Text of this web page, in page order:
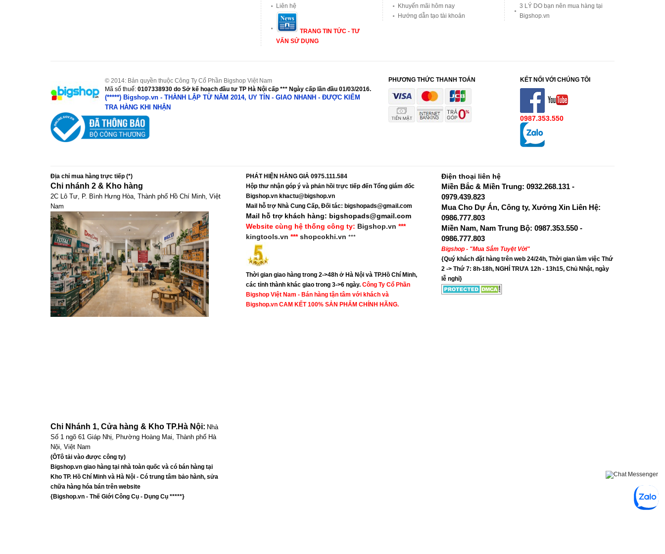
Liên hệ
TRANG TIN TỨC - TƯ
VẤN SỬ DỤNG
Khuyến mãi hôm nay
Hướng dẫn tạo tài khoản
3 LÝ DO bạn nên mua hàng tại
Bigshop.vn
© 2014: Bản quyền thuộc Công Ty Cổ Phần Bigshop Việt Nam
Mã số thuế: 0107338930 do Sở kế hoạch đầu tư TP Hà Nội cấp *** Ngày cấp lần đầu 01/03/2016.
(*****) Bigshop.vn - THÀNH LẬP TỪ NĂM 2014, UY TÍN - GIAO NHANH - ĐƯỢC KIỂM
TRA HÀNG KHI NHẬN
KẾT NỐI VỚI CHÚNG TÔI
0987.353.550
PHƯƠNG THỨC THANH TOÁN
Địa chỉ mua hàng trực tiếp (*)
Chi nhánh 2 & Kho hàng
2C Lô Tư, P. Bình Hưng Hòa, Thành phố Hồ Chí Minh, Việt
Nam
Chi Nhánh 1, Cửa hàng & Kho TP.Hà Nội: Nhà
Số 1 ngõ 61 Giáp Nhị, Phường Hoàng Mai, Thành phố Hà
Nội, Việt Nam
(ÔTô tải vào được công ty)
Bigshop.vn giao hàng tại nhà toàn quốc và có bán hàng tại
Kho TP. Hồ Chí Minh và Hà Nội - Có trung tâm bảo hành, sửa
chữa hàng hóa bán trên website
{Bigshop.vn - Thế Giới Công Cụ - Dụng Cụ *****}
PHÁT HIỆN HÀNG GIẢ 0975.111.584
Hộp thư nhận góp ý và phản hồi trực tiếp đến Tổng giám đốc
Bigshop.vn khactu@bigshop.vn
Mail hỗ trợ Nhà Cung Cấp, Đối tác: bigshopads@gmail.com
Mail hỗ trợ khách hàng: bigshopads@gmail.com
Website cùng hệ thống công ty: Bigshop.vn ***
kingtools.vn ***shopcokhi.vn ***
Thời gian giao hàng trong 2->48h ở Hà Nội và TP.Hồ Chí Minh,
các tỉnh thành khác giao trong 3->6 ngày. Công Ty Cổ Phần
Bigshop Việt Nam - Bán hàng tận tâm với khách và
Bigshop.vn CAM KẾT 100% SẢN PHẨM CHÍNH HÃNG.
Điện thoại liên hệ
Miền Bắc & Miền Trung: 0932.268.131 -
0979.439.823
Mua Cho Dự Án, Công ty, Xưởng Xin Liên Hệ:
0986.777.803
Miền Nam, Nam Trung Bộ: 0987.353.550 -
0986.777.803
Bigshop - "Mua Sắm Tuyệt Vời"
{Quý khách đặt hàng trên web 24/24h, Thời gian làm việc Thứ
2 -> Thứ 7: 8h-18h, NGHỈ TRƯA 12h - 13h15, Chủ Nhật, ngày
lễ nghỉ}